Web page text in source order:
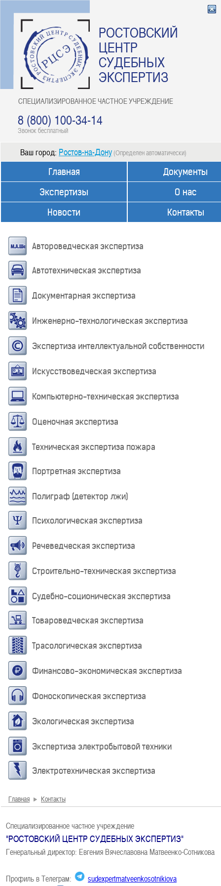
РОСТОВСКИЙ
ЦЕНТР
СУДЕБНЫХ
ЭКСПЕРТИЗ
СПЕЦИАЛИЗИРОВАННОЕ ЧАСТНОЕ УЧРЕЖДЕНИЕ
8 (800) 100-34-14
Звонок бесплатный
Ваш город: Ростов-на-Дону (Определен автоматически)
Главная
Экспертизы
Новости
Документы
О нас
Контакты
Автороведческая экспертиза
Автотехническая экспертиза
Документарная экспертиза
Инженерно-технологическая экспертиза
Экспертиза интеллектуальной собственности
Искусствоведческая экспертиза
Компьютерно-техническая экспертиза
Оценочная экспертиза
Техническая экспертиза пожара
Портретная экспертиза
Полиграф (детектор лжи)
Психологическая экспертиза
Речеведческая экспертиза
Строительно-техническая экспертиза
Судебно-соционическая экспертиза
Товароведческая экспертиза
Трасологическая экспертиза
Финансово-экономическая экспертиза
Фоноскопическая экспертиза
Экологическая экспертиза
Экспертиза электробытовой техники
Электротехническая экспертиза
Главная Контакты
Специализированное частное учреждение
"РОСТОВСКИЙ ЦЕНТР СУДЕБНЫХ ЭКСПЕРТИЗ"
Генеральный директор: Евгения Вячеславовна Матвеенко-Сотникова
Профиль в Телеграм: sudexpertmatveenkosotnikiova